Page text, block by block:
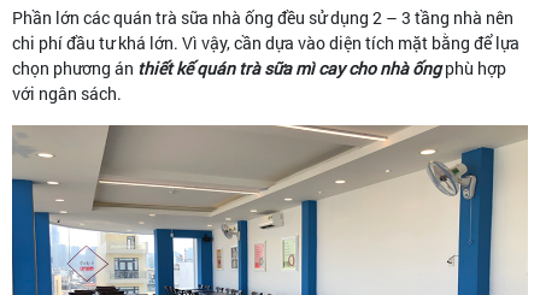
Phần lớn các quán trà sữa nhà ống đều sử dụng 2 – 3 tầng nhà nên
chi phí đầu tư khá lớn. Vì vậy, cần dựa vào diện tích mặt bằng để lựa
chọn phương án thiết kế quán trà sữa mì cay cho nhà ốngphù hợp
với ngân sách.